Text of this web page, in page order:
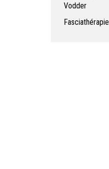
Vodder
Fasciathérapie